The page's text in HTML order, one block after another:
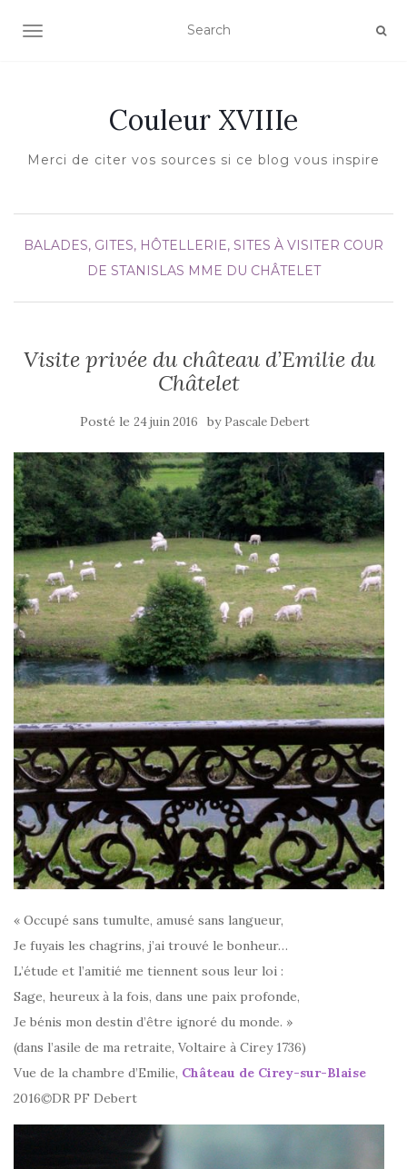
AFFICHER/MASQUER LA NAVIGATION
Couleur XVIIIe
Merci de citer vos sources si ce blog vous inspire
BALADES, GITES, HÔTELLERIE, SITES À VISITER COUR
DE STANISLAS MME DU CHÂTELET
Visite privée du château d’Emilie du
Châtelet
Posté le 24 juin 2016 by Pascale Debert
« Occupé sans tumulte, amusé sans langueur,
Je fuyais les chagrins, j’ai trouvé le bonheur…
L’étude et l’amitié me tiennent sous leur loi :
Sage, heureux à la fois, dans une paix profonde,
Je bénis mon destin d’être ignoré du monde. »
(dans l’asile de ma retraite, Voltaire à Cirey 1736)
Vue de la chambre d’Emilie, Château de Cirey-sur-Blaise
2016©DR PF Debert